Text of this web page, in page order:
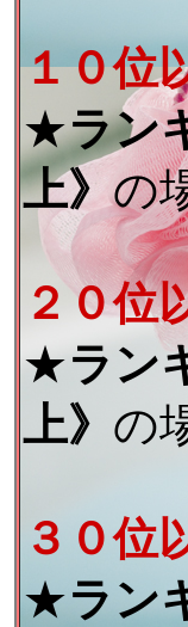
１０位
★ラン
上》の
２０位
★ラン
上》 の
３０位
★ラン